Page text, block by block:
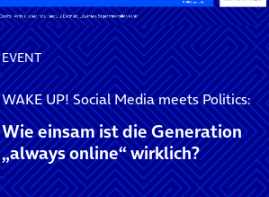
EVENT
WAKE UP! Social Media meets Politics:
Wie einsam ist die Generation
„always online“ wirklich?